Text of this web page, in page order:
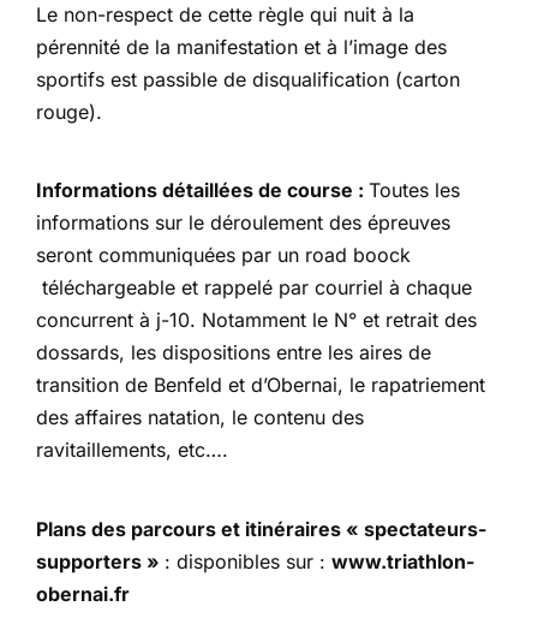
Le non-respect de cette règle qui nuit à la
pérennité de la manifestation et à l’image des
sportifs est passible de disqualification (carton
rouge).
Informations détaillées de course : Toutes les
informations sur le déroulement des épreuves
seront communiquées par un road boock
téléchargeable et rappelé par courriel à chaque
concurrent à j-10. Notamment le N° et retrait des
dossards, les dispositions entre les aires de
transition de Benfeld et d’Obernai, le rapatriement
des affaires natation, le contenu des
ravitaillements, etc….
Plans des parcours et itinéraires « spectateurs-
supporters » : disponibles sur : www.triathlon-
obernai.fr